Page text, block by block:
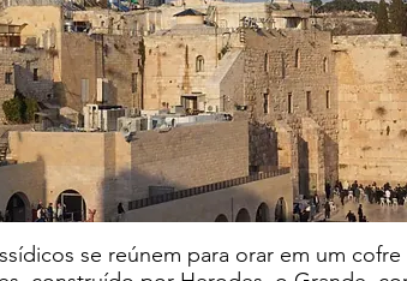
se reúnem para orar em um